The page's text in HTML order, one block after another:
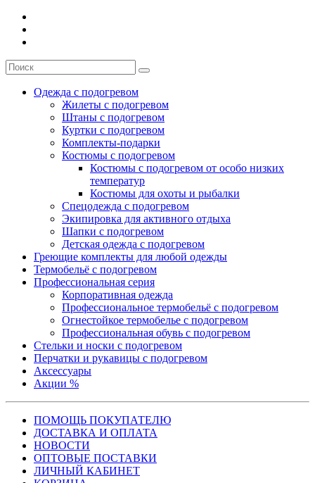
Одежда с подогревом
Жилеты с подогревом
Штаны с подогревом
Куртки с подогревом
Комплекты-подарки
Костюмы с подогревом
Костюмы с подогревом от особо низких
температур
Костюмы для охоты и рыбалки
Спецодежда с подогревом
Экипировка для активного отдыха
Шапки с подогревом
Детская одежда с подогревом
Греющие комплекты для любой одежды
Термобельё с подогревом
Профессиональная серия
Корпоративная одежда
Профессиональное термобельё с подогревом
Огнестойкое термобелье с подогревом
Профессиональная обувь с подогревом
Стельки и носки с подогревом
Перчатки и рукавицы с подогревом
Аксессуары
Акции %
ПОМОЩЬ ПОКУПАТЕЛЮ
ДОСТАВКА И ОПЛАТА
НОВОСТИ
ОПТОВЫЕ ПОСТАВКИ
ЛИЧНЫЙ КАБИНЕТ